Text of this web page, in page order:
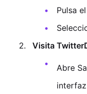
Pulsa
Visita
Abre